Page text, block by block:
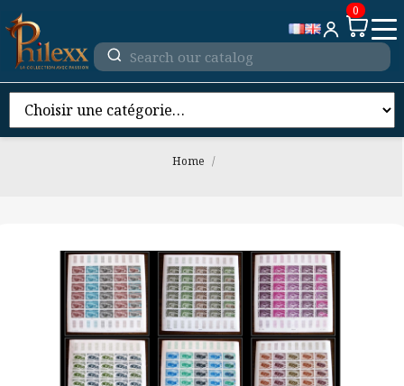
0
Home